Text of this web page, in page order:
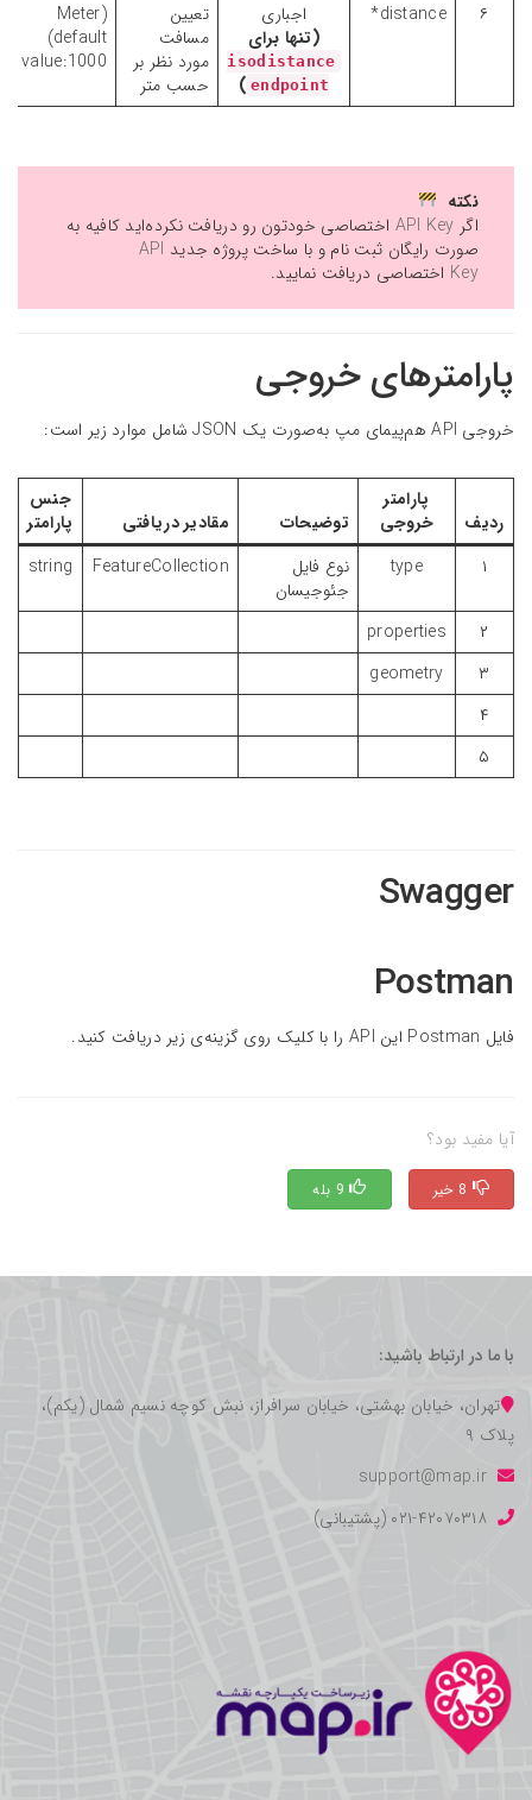
۶ distance*
اجباری
(تنها برای
isodistance
endpoint
)
تعیین
مسافت
مورد نظر بر
حسب متر
(Meter
(default
value:1000
نکته
اگر API Key اختصاصی خودتون رو دریافت نکرده‌اید کافیه به
صورت رایگان ثبت نام و با ساخت پروژه جدید API
Key اختصاصی دریافت نمایید.
پارامترهای خروجی
خروجی API هم‌پیمای مپ به‌صورت یک JSON شامل موارد زیر است:
ردیف
پارامتر
خروجی
توضیحات مقادیر دریافتی
جنس
پارامتر
۱
type
نوع فایل
جئوجیسان
FeatureCollection
string
۲
properties
۳
geometry
۴
۵
Swagger
Postman
فایل Postman این API را با کلیک روی گزینه‌ی زیر دریافت کنید.
آیا مفید بود؟
9 بله 8 خیر
با ما در ارتباط باشید:
تهران، خیابان بهشتی، خیابان سرافراز، نبش کوچه نسیم شمال (یکم)،
پلاک ۹